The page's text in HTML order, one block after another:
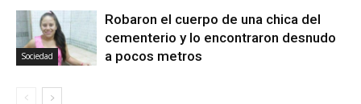
Sociedad
Robaron el cuerpo de una chica del
cementerio y lo encontraron desnudo
a pocos metros